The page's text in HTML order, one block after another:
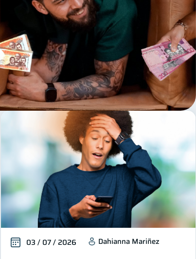
03 / 07 / 2026 Dahianna Mariñez